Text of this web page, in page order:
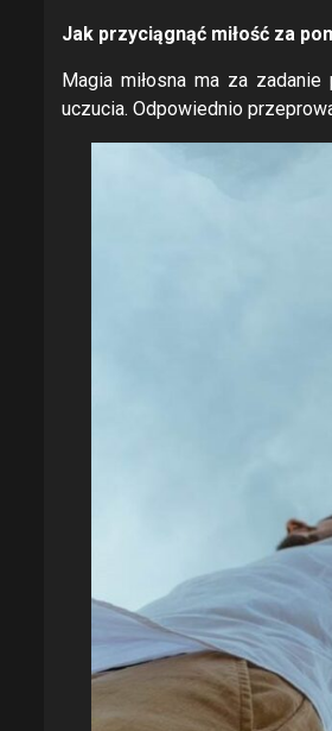
Jak przyciągnąć miłość za
Magia miłosna ma za
uczucia. Odpowiednio